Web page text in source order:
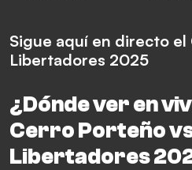
Sigue aquí en directo el
Libertadores 2025
¿Dónde ver en
Cerro Porteño
Libertadores